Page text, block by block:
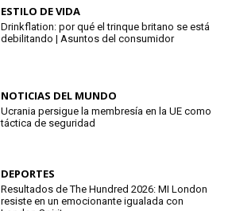
ESTILO DE VIDA
Drinkflation: por qué el trinque britano se está
debilitando | Asuntos del consumidor
NOTICIAS DEL MUNDO
Ucrania persigue la membresía en la UE como
táctica de seguridad
DEPORTES
Resultados de The Hundred 2026: MI London
resiste en un emocionante igualada con